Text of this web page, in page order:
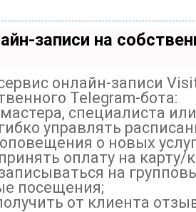
записи на
онлайн-записи
Telegram-бота:
специалиста
управлять
о новых
оплату на карту/
на
посещения;
от клиента